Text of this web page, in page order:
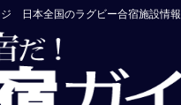
日本全国のラグビー合宿施設情報